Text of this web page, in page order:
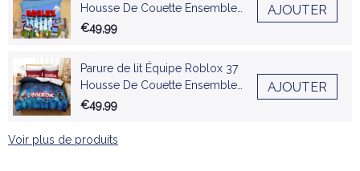
Housse De Couette Ensemble
De Literie
€49,99
AJOUTER
Parure de lit Équipe Roblox 37
Housse De Couette Ensemble
De Literie
€49,99
AJOUTER
Voir plus de produits